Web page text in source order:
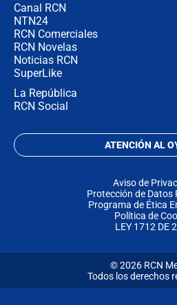
Canal RCN
NTN24
RCN Comerciales
RCN Novelas
Noticias RCN
SuperLike
La República
RCN Social
ATENCIÓN AL
Aviso de
Protección de Datos
Programa de Ética
Política de
LEY 1712 DE
© 2026 RCN
Todos los derechos